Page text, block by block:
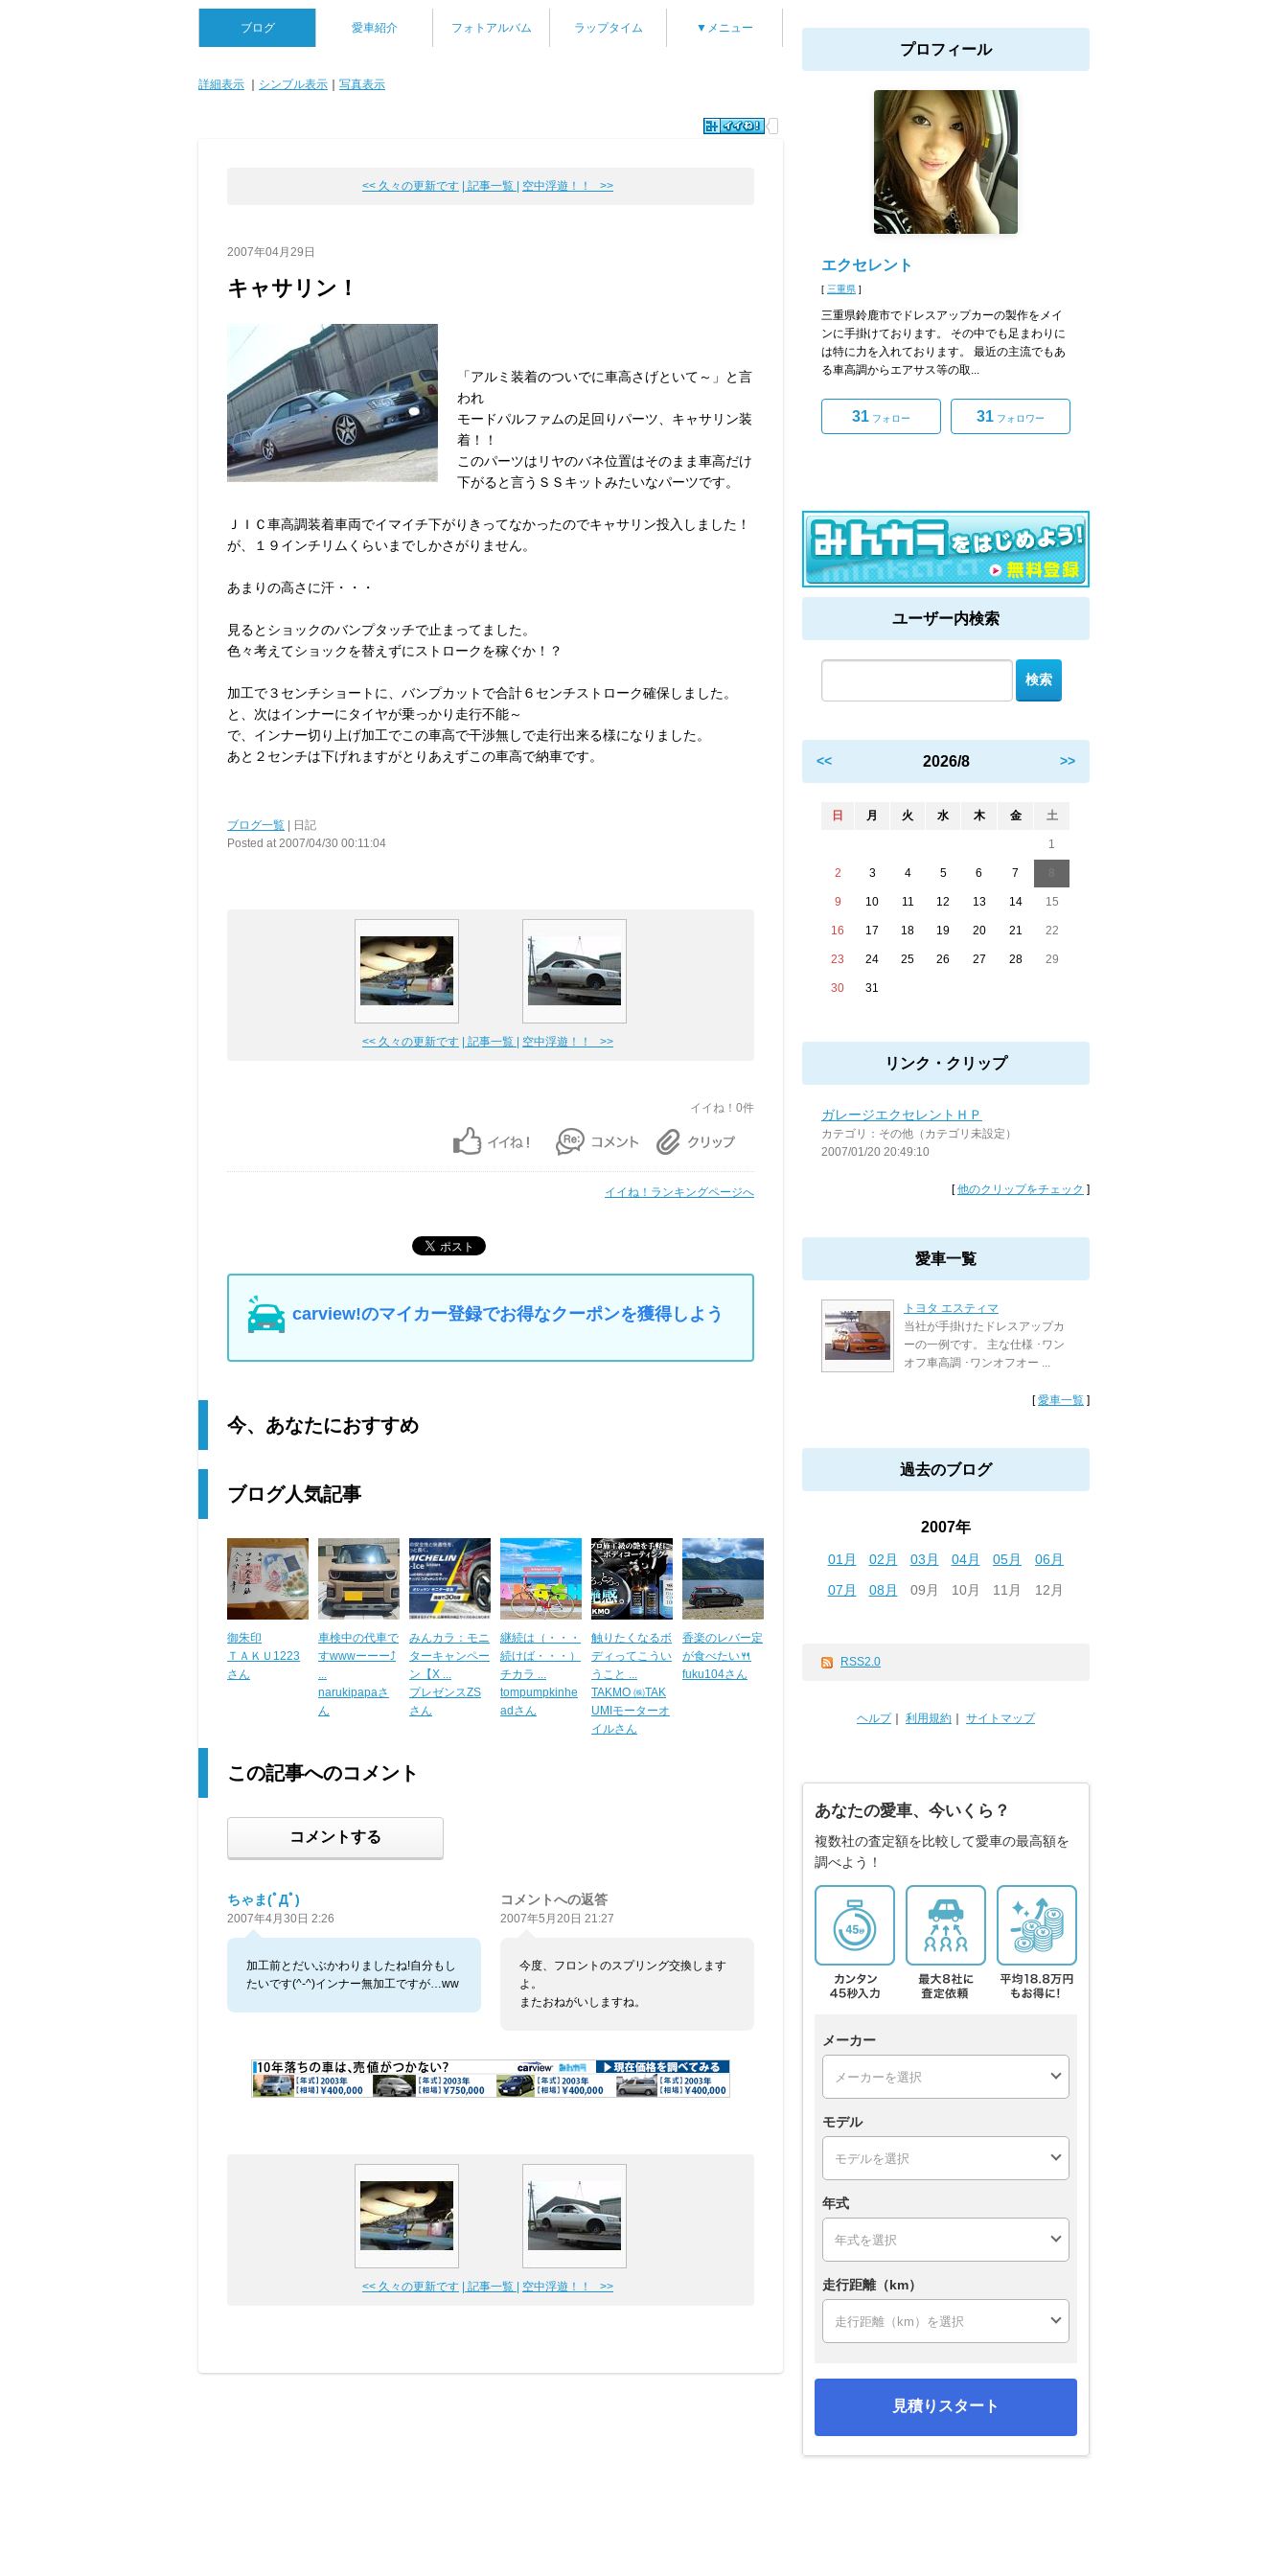
ブログ 愛車紹介 フォトアルバム ラップタイム ▼メニュー
詳細表示 シンプル表示 写真表示
<< 久々の更新です | 記事一覧 | 空中浮遊！！ >>
2007年04月29日
キャサリン！
「アルミ装着のついでに車高さげといて～」と言
われ
モードパルファムの足回りパーツ、キャサリン装
着！！
このパーツはリヤのバネ位置はそのまま車高だけ
下がると言うＳＳキットみたいなパーツです。
ＪＩＣ車高調装着車両でイマイチ下がりきってなかったのでキャサリン投入しました！
が、１９インチリムくらいまでしかさがりません。
あまりの高さに汗・・・
見るとショックのバンプタッチで止まってました。
色々考えてショックを替えずにストロークを稼ぐか！？
加工で３センチショートに、バンプカットで合計６センチストローク確保しました。
と、次はインナーにタイヤが乗っかり走行不能～
で、インナー切り上げ加工でこの車高で干渉無しで走行出来る様になりました。
あと２センチは下げれますがとりあえずこの車高で納車です。
ブログ一覧 | 日記
Posted at 2007/04/30 00:11:04
<< 久々の更新です | 記事一覧 | 空中浮遊！！ >>
イイね！0件
イイね！ランキングページへ
carview!のマイカー登録でお得なクーポンを獲得しよう
今、あなたにおすすめ
ブログ人気記事
御朱印
ＴＡＫＵ1223
さん
車検中の代車で
すwwwーーー⤴️
narukipapaさ
ん
みんカラ：モニ
ターキャンペー
ン【X ...
プレゼンスZS
さん
継続は（・・・
続けば・・・）
チカラ ...
tompumpkinhe
adさん
触りたくなるボ
ディってこうい
うこと ...
TAKMO ㈱TAK
UMIモーターオ
イルさん
香楽のレバー定
が食べたい🍴
fuku104さん
この記事へのコメント
コメントする
ちゃま(ﾟДﾟ)
2007年4月30日 2:26
加工前とだいぶかわりましたね!自分もし
たいです(^-^)インナー無加工ですが…ww
コメントへの返答
2007年5月20日 21:27
今度、フロントのスプリング交換します
よ。
またおねがいしますね。
<< 久々の更新です | 記事一覧 | 空中浮遊！！ >>
プロフィール
エクセレント
[ 三重県 ]
三重県鈴鹿市でドレスアップカーの製作をメイ
ンに手掛けております。 その中でも足まわりに
は特に力を入れております。 最近の主流でもあ
る車高調からエアサス等の取...
31 フォロー 31 フォロワー
ユーザー内検索
<< 2026/8 >>
日 月 火 水 木 金 土
1
2 3 4 5 6 7
9 10 11 12 13 14 15
16 17 18 19 20 21 22
23 24 25 26 27 28 29
30 31
リンク・クリップ
ガレージエクセレントＨＰ
カテゴリ：その他（カテゴリ未設定）
2007/01/20 20:49:10
[他のクリップをチェック ]
愛車一覧
トヨタ エスティマ
当社が手掛けたドレスアップカ
ーの一例です。 主な仕様 ･ワン
オフ車高調 ･ワンオフオー ...
[愛車一覧 ]
過去のブログ
2007年
01月 02月 03月 04月 05月
06月
07月
08月 09月 10月 11月 12月
RSS2.0
ヘルプ｜ 利用規約 サイトマップ
あなたの愛車、今いくら？
複数社の査定額を比較して愛車の最高額を
調べよう！
メーカー
モデル
年式
走行距離（km）
見積りスタート